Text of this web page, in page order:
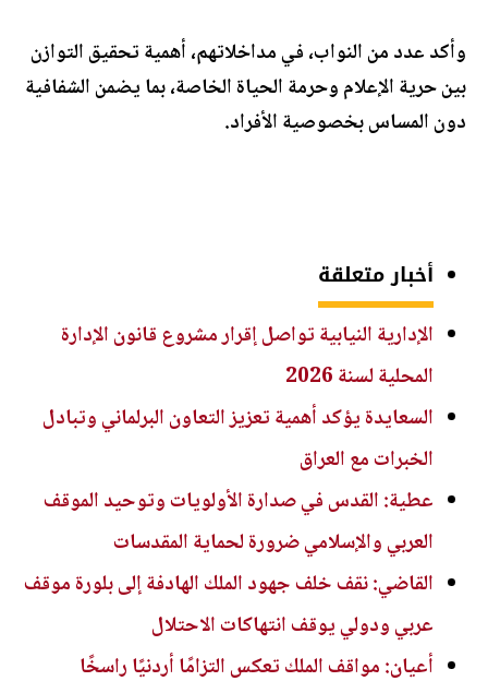
وأكد عدد من النواب، في مداخلاتهم، أهمية تحقيق التوازن
بين حرية الإعلام وحرمة الحياة الخاصة، بما يضمن الشفافية
دون المساس بخصوصية الأفراد.
أخبار متعلقة
الإدارية النيابية تواصل إقرار مشروع قانون الإدارة
المحلية لسنة 2026
السعايدة يؤكد أهمية تعزيز التعاون البرلماني وتبادل
الخبرات مع العراق
عطية: القدس في صدارة الأولويات وتوحيد الموقف
العربي والإسلامي ضرورة لحماية المقدسات
القاضي: نقف خلف جهود الملك الهادفة إلى بلورة موقف
عربي ودولي يوقف انتهاكات الاحتلال
أعيان: مواقف الملك تعكس التزامًا أردنيًا راسخًا